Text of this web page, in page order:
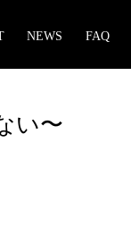
NEWS FAQ
い〜